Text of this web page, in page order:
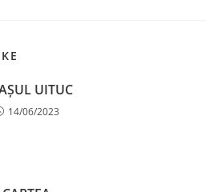
UITUC
14/06/2023